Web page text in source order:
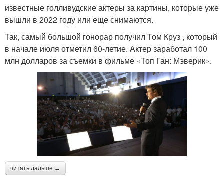
известные голливудские актеры за картины, которые уже
вышли в 2022 году или еще снимаются.
Так, самый большой гонорар получил Том Круз , который
в начале июля отметил 60-летие. Актер заработал 100
млн долларов за съемки в фильме «Топ Ган: Мэверик».
читать дальше →